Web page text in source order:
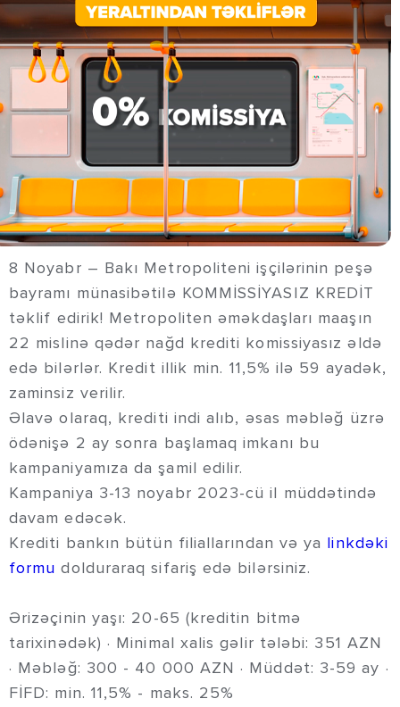
8 Noyabr – Bakı Metropoliteni işçilərinin peşə
bayramı münasibətilə KOMMİSSİYASIZ KREDİT
təklif edirik! Metropoliten əməkdaşları maaşın
22 mislinə qədər nağd krediti komissiyasız əldə
edə bilərlər. Kredit illik min. 11,5% ilə 59 ayadək,
zaminsiz verilir.
Əlavə olaraq, krediti indi alıb, əsas məbləğ üzrə
ödənişə 2 ay sonra başlamaq imkanı bu
kampaniyamıza da şamil edilir.
Kampaniya 3-13 noyabr 2023-cü il müddətində
davam edəcək.
Krediti bankın bütün filiallarından və ya linkdəki
formu dolduraraq sifariş edə bilərsiniz.
Ərizəçinin yaşı: 20-65 (kreditin bitmə
tarixinədək) · Minimal xalis gəlir tələbi: 351 AZN
· Məbləğ: 300 - 40 000 AZN · Müddət: 3-59 ay ·
FİFD: min. 11,5% - maks. 25%